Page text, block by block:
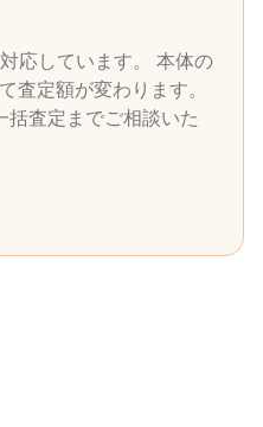
応しています。 本体の
定額が変わります。
査定までご相談いた